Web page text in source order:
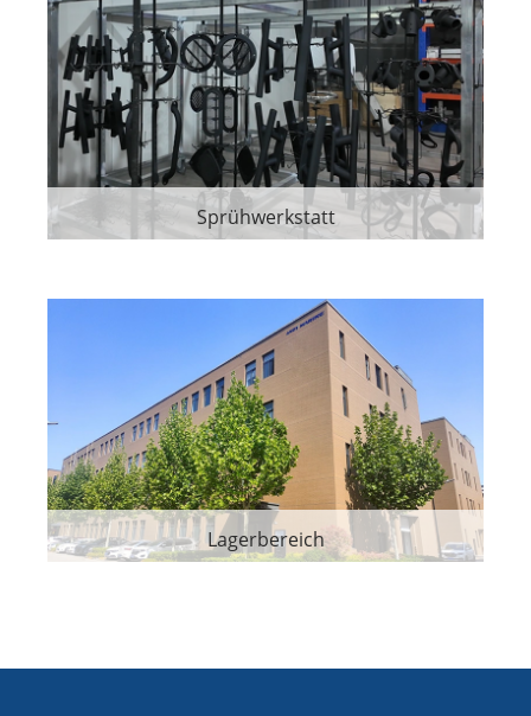
Sprühwerkstatt
Lagerbereich